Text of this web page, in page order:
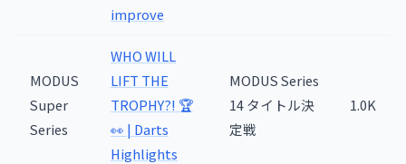
improve
MODUS
Super
Series
WHO WILL
LIFT THE
TROPHY?! 🏆
👀 | Darts
Highlights
MODUS Series
14 タイトル決
定戦
1.0K